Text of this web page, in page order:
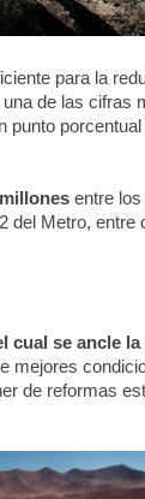
para la
de las cifras
punto
entre
del Metro, entre
cual se ancle
mejores
de reformas